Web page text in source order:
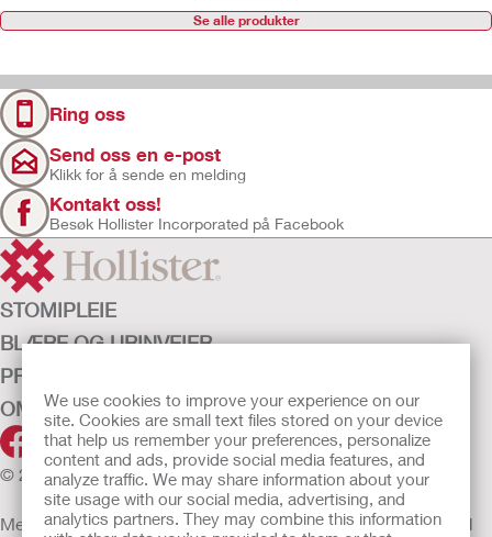
We use cookies to improve your experience on our
site. Cookies are small text files stored on your device
that help us remember your preferences, personalize
content and ads, provide social media features, and
analyze traffic. We may share information about your
site usage with our social media, advertising, and
analytics partners. They may combine this information
Se alle produkter
Ring oss
Send oss en e-post
Klikk for å sende en melding
Kontakt oss!
Besøk Hollister Incorporated på Facebook
STOMIPLEIE
BLÆRE OG URINVEIER
PRODUKTER
OM OSS
© 2026 Hollister Incorporated
Medisinsk utstyr som selges i EU er etter behov merket med